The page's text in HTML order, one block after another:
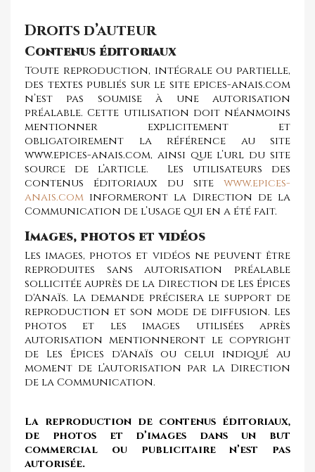
Droits d’auteur
Contenus éditoriaux
Toute reproduction, intégrale ou partielle,
des textes publiés sur le site epices-anais.com
n’est pas soumise à une autorisation
préalable. Cette utilisation doit néanmoins
mentionner explicitement et
obligatoirement la référence au site
www.epices-anais.com, ainsi que l’url du site
source de l’article. Les utilisateurs des
contenus éditoriaux du site www.epices-
anais.com informeront la Direction de la
Communication de l’usage qui en a été fait.
Images, photos et vidéos
Les images, photos et vidéos ne peuvent être
reproduites sans autorisation préalable
sollicitée auprès de la Direction de Les Épices
d'Anaïs. La demande précisera le support de
reproduction et son mode de diffusion. Les
photos et les images utilisées après
autorisation mentionneront le copyright
de Les Épices d'Anaïs ou celui indiqué au
moment de l’autorisation par la Direction
de la Communication.
La reproduction de contenus éditoriaux,
de photos et d’images dans un but
commercial ou publicitaire n’est pas
autorisée.